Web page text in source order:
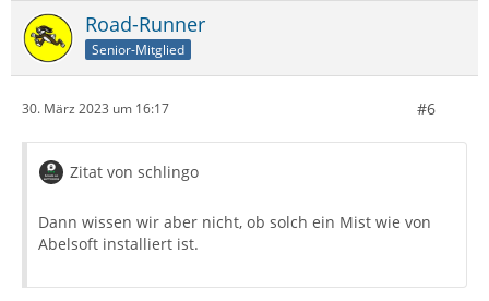
Road-Runner
Senior-Mitglied
30. März 2023 um 16:17 #6
Zitat von schlingo
Dann wissen wir aber nicht, ob solch ein Mist wie von
Abelsoft installiert ist.